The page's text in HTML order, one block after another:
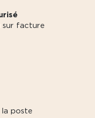
sur facture
la poste